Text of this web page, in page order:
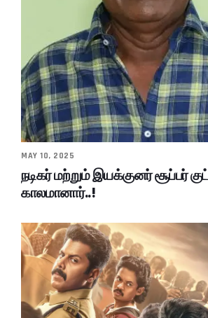
MAY 10, 2025
நடிகர் மற்றும் இயக்குனர் சூப்பர்
காலமானார்..!